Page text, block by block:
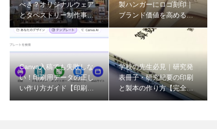
べき？オリジナルウェア
とタペストリー制作事例
をプロが解説
製ハンガーにロゴ刻印｜
ブランド価値を高める什
器の作り方
Canva入稿でも失敗しな
い！印刷用データの正し
い作り方ガイド【印刷会
学校の先生必見｜研究発
表冊子・研究紀要の印刷
と製本の作り方【完全ガ